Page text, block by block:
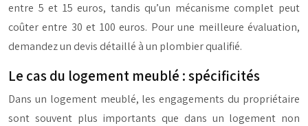
entre 5 et 15 euros, tandis qu’un mécanisme complet peut
coûter entre 30 et 100 euros. Pour une meilleure évaluation,
demandez un devis détaillé à un plombier qualifié.
Le cas du logement meublé : spécificités
Dans un logement meublé, les engagements du propriétaire
sont souvent plus importants que dans un logement non